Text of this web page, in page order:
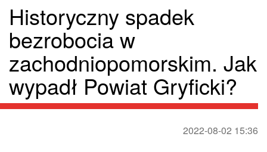
Historyczny spadek
bezrobocia w
zachodniopomorskim. Jak
wypadł Powiat Gryficki?
2022-08-02 15:36